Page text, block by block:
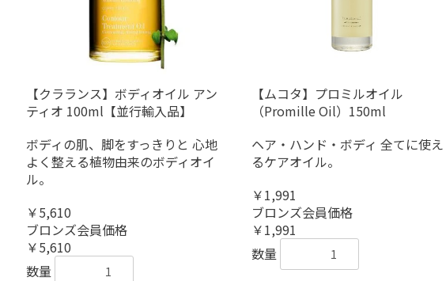
【クラランス】ボディオイル アン
ティオ 100ml【並行輸入品】
ボディの肌、脚をすっきりと 心地
よく整える植物由来のボディオイ
ル。
￥5,610
ブロンズ会員価格
￥5,610
数量
【ムコタ】プロミルオイル
（Promille Oil）150ml
ヘア・ハンド・ボディ 全てに使え
るケアオイル。
￥1,991
ブロンズ会員価格
￥1,991
数量